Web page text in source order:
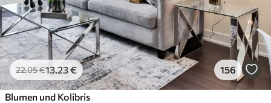
22.05€13.23€ 156
Blumen und Kolibris